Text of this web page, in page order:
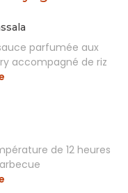
parfumée aux
accompagné de riz
de 12 heures